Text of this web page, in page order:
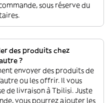
sous réserve du
des produits chez
?
envoyer des produits de
ou les offrir. Il vous
de livraison à Tbilisi. Juste
vous pourrez ajouter les